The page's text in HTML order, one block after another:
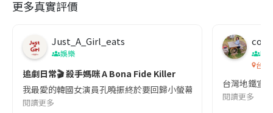
更多真實評價
Just_A_Girl_eats
娛樂
追劇日常🎬 殺手媽咪 A Bona Fide Killer
我最愛的韓國女演員孔曉振終於要回歸小螢幕啦!這次的劇本改編
閱讀更多
co
吹
台灣
台灣地鐵宣
閱讀更多